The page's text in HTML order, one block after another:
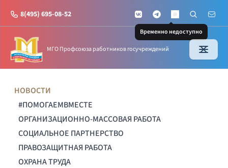
8(495) 695-08-52 VKontakteTelegramMAX
Временно недоступно
Поиск по
Почта
МГО Профсоюза работников госучреждений
НОВОСТИ
#ПОМОГАЕМВМЕСТЕ
ОРГАНИЗАЦИОННО-МАССОВАЯ РАБОТА
СОЦИАЛЬНОЕ ПАРТНЕРСТВО
ПРАВОЗАЩИТНАЯ РАБОТА
ОХРАНА ТРУДА